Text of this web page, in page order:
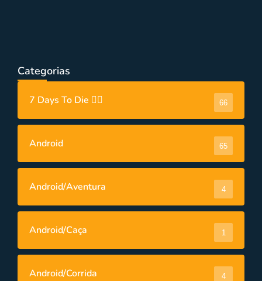
Categorias
7 Days To Die 🧟‍♂️ 66
Android 65
Android/Aventura 4
Android/Caça 1
Android/Corrida 4